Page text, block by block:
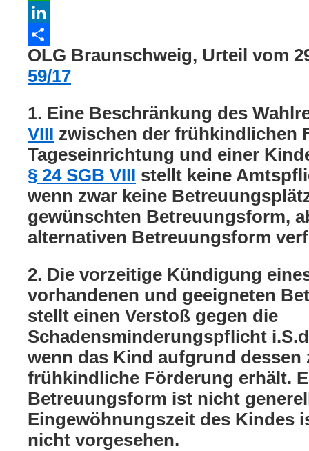
WhatsApp
LinkedIn
Teilen
OLG Braunschweig, Urteil vom
59/17
1. Eine Beschränkung des
VIII zwischen der frühkindlichen
Tageseinrichtung und einer
§ 24 SGB VIII stellt keine
wenn zwar keine
gewünschten Betreuungsform,
alternativen Betreuungsform
2. Die vorzeitige Kündigung
vorhandenen und geeigneten
stellt einen Verstoß gegen die
Schadensminderungspflicht
wenn das Kind aufgrund dessen
frühkindliche Förderung erhält.
Betreuungsform ist nicht
Eingewöhnungszeit des Kindes
nicht vorgesehen.